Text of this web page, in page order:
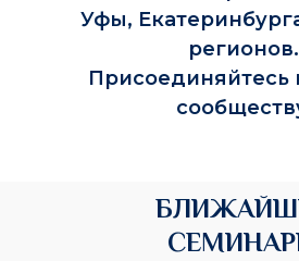
Уфы,
регионов.
Присоединяйтесь